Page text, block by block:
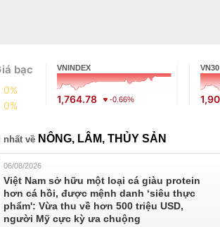
bạc
0%
0%
VNINDEX
1,764.78 -0.66%
VN30
về NÔNG, LÂM, THỦY SẢN
06/08/2026
Việt Nam sở hữu một loại cá giàu protein
hơn cá hồi, được mệnh danh ‘siêu thực
phẩm': Vừa thu về hơn 500 triệu USD,
người Mỹ cực kỳ ưa chuộng